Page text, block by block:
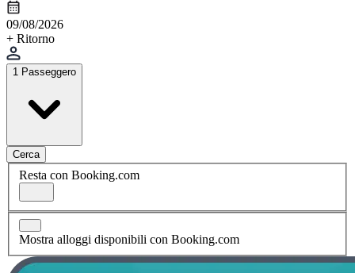
09/08/2026
+ Ritorno
1 Passeggero
Cerca
Resta con Booking.com
Mostra alloggi disponibili con Booking.com